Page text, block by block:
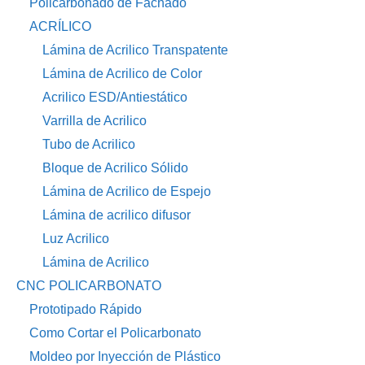
Policarbonado de Fachado
ACRÍLICO
Lámina de Acrilico Transpatente
Lámina de Acrilico de Color
Acrilico ESD/Antiestático
Varrilla de Acrilico
Tubo de Acrilico
Bloque de Acrilico Sólido
Lámina de Acrilico de Espejo
Lámina de acrilico difusor
Luz Acrilico
Lámina de Acrilico
CNC POLICARBONATO
Prototipado Rápido
Como Cortar el Policarbonato
Moldeo por Inyección de Plástico